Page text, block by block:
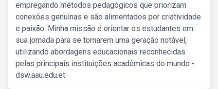
empregando métodos pedagógicos que priorizam
conexões genuínas e são alimentados por criatividade
e paixão. Minha missão é orientar os estudantes em
sua jornada para se tornarem uma geração notável,
utilizando abordagens educacionais reconhecidas
pelas principais instituições acadêmicas do mundo -
dsw.aau.edu.et.